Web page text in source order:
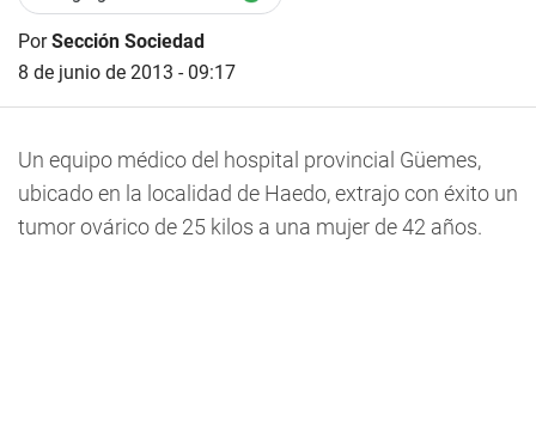
PorSección Sociedad
8 de junio de 2013 - 09:17
Un equipo médico del hospital provincial Güemes,
ubicado en la localidad de Haedo, extrajo con éxito un
tumor ovárico de 25 kilos a una mujer de 42 años.